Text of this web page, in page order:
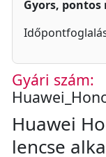
Gyors,
Gyári szám:
Huawei
lencse